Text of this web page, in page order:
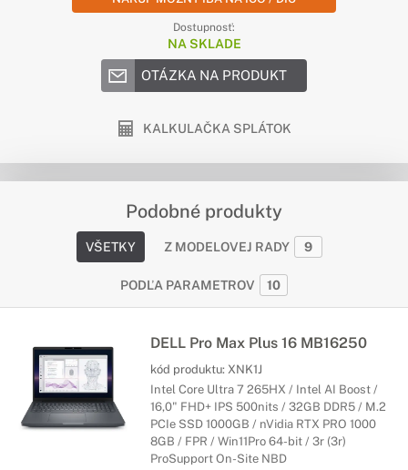
Dostupnosť:
NA SKLADE
OTÁZKA NA PRODUKT
KALKULAČKA SPLÁTOK
Podobné produkty
VŠETKY Z MODELOVEJ RADY 9
PODĽA PARAMETROV 10
DELL Pro Max Plus 16 MB16250
kód produktu: XNK1J
Intel Core Ultra 7 265HX / Intel AI Boost /
16,0" FHD+ IPS 500nits / 32GB DDR5 / M.2
PCIe SSD 1000GB / nVidia RTX PRO 1000
8GB / FPR / Win11Pro 64-bit / 3r (3r)
ProSupport On-Site NBD